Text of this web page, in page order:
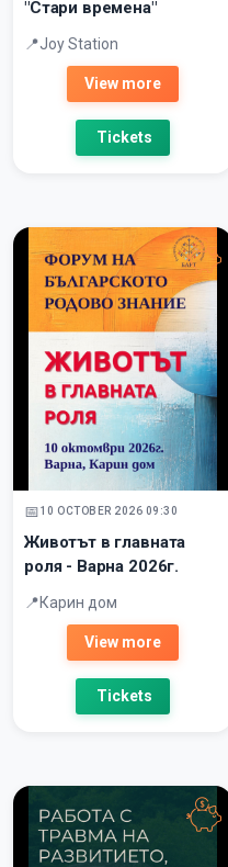
"Стари времена"
Joy Station
View more
Tickets
10 OCTOBER 2026 09:30
Животът в главната
роля - Варна 2026г.
Карин дом
View more
Tickets